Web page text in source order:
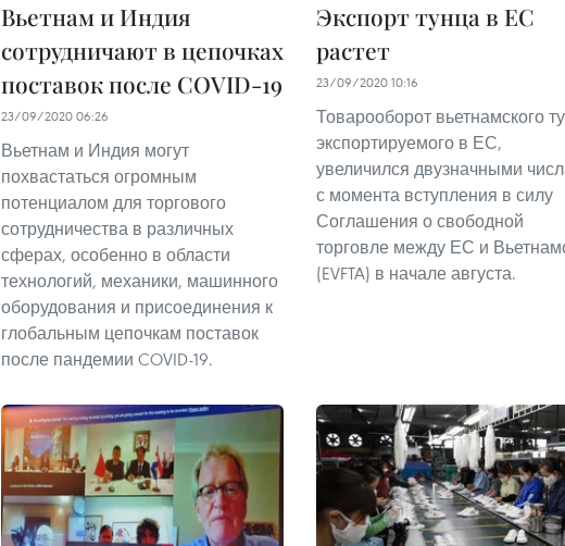
Вьетнам и Индия
сотрудничают в цепочках
поставок после COVID-19
23/09/2020 06:26
Вьетнам и Индия могут
похвастаться огромным
потенциалом для торгового
сотрудничества в различных
сферах, особенно в области
технологий, механики, машинного
оборудования и присоединения к
глобальным цепочкам поставок
после пандемии COVID-19.
Экспорт тунца в ЕС
растет
23/09/2020 10:16
Товарооборот вьетнамского
экспортируемого в ЕС,
увеличился двузначными
с момента вступления в силу
Соглашения о свободной
торговле между ЕС и
(EVFTA) в начале августа.